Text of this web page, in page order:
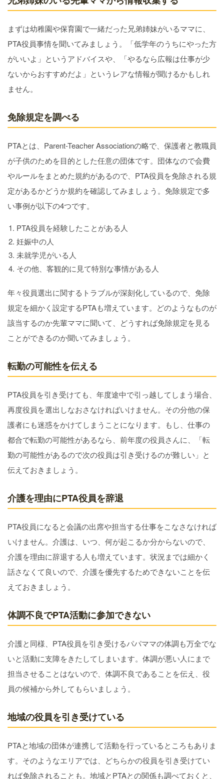
まずは幼稚園や保育園で一緒だった兄弟姉妹がいるママに、
PTA役員事情を聞いてみましょう。「低学年のうちにやった方
がいいよ」というアドバイスや、「やるなら広報は仕事が少
ないからおすすめだよ」というレアな情報が聞けるかもしれ
ません。
免除規定を調べる
PTAとは、Parent-Teacher Associationの略で、保護者と教職員
が子供のためを目的とした任意の団体です。団体なので会費
やルールをまとめた規約があるので、PTA役員を免除される規
定があるかどうか規約を確認してみましょう。免除規定で多
い事例が以下の4つです。
PTA役員を経験したことがある人
妊娠中の人
未就学児がいる人
その他、客観的に見て特別な事情がある人
年々役員選出に関するトラブルが深刻化しているので、免除
規定を細かく設定するPTAも増えています。どのようなものが
該当するのか先輩ママに聞いて、どうすれば免除規定を見る
ことができるのか聞いてみましょう。
転勤の可能性を伝える
PTA役員を引き受けても、年度途中で引っ越してしまう場合、
再度役員を選出しなおさなければいけません。その分他の保
護者にも迷惑をかけてしまうことになります。もし、仕事の
都合で転勤の可能性があるなら、前年度の役員さんに、「転
勤の可能性があるので次の役員は引き受けるのが難しい」と
伝えておきましょう。
介護を理由にPTA役員を辞退
PTA役員になると会議の出席や担当する仕事をこなさなければ
いけません。介護は、いつ、何が起こるか分からないので、
介護を理由に辞退する人も増えています。状況までは細かく
話さなくて良いので、介護を優先するためできないことを伝
えておきましょう。
体調不良でPTA活動に参加できない
介護と同様、PTA役員を引き受けるパパママの体調も万全でな
いと活動に支障をきたしてしまいます。体調が悪い人にまで
担当させることはないので、体調不良であることを伝え、役
員の候補から外してもらいましょう。
地域の役員を引き受けている
PTAと地域の団体が連携して活動を行っているところもありま
す。そのようなエリアでは、どちらかの役員を引き受けてい
れば免除されることも。地域とPTAとの関係も調べておくと、